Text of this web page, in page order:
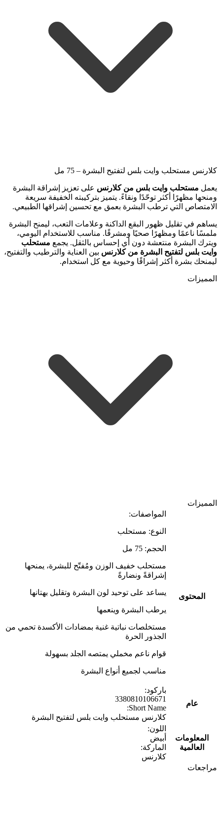
كلارنس مستحلب وايت بلس لتفتيح البشرة – 75 مل
يعمل مستحلب وايت بلس من كلارنس على تعزيز إشراقة البشرة
ومنحها مظهرًا أكثر توحّدًا ونقاءً. يتميز بتركيبته الخفيفة سريعة
الامتصاص التي ترطب البشرة بعمق مع تحسين إشراقها الطبيعي.
يساهم في تقليل ظهور البقع الداكنة وعلامات التعب، ليمنح البشرة
ملمسًا ناعمًا ومظهرًا صحيًا ومشرقًا. مناسب للاستخدام اليومي،
ويترك البشرة منتعشة دون أي إحساس بالثقل. يجمع مستحلب
وايت بلس لتفتيح البشرة من كلارنس بين العناية والترطيب والتفتيح،
ليمنحك بشرة أكثر إشراقًا وحيوية مع كل استخدام.
المميزات
المميزات
المحتوى
المواصفات:
النوع: مستحلب
الحجم: 75 مل
مستحلب خفيف الوزن ومُفتّح للبشرة، يمنحها
إشراقةً ونضارةً
يساعد على توحيد لون البشرة وتقليل بهتانها
يرطب البشرة وينعمها
مستخلصات نباتية غنية بمضادات الأكسدة تحمي من
الجذور الحرة
قوام ناعم مخملي يمتصه الجلد بسهولة
مناسب لجميع أنواع البشرة
عام
باركود:
3380810106671
Short Name:
كلارنس مستحلب وايت بلس لتفتيح البشرة
المعلومات
العالمية
اللون:
أبيض
الماركة:
كلارنس
مراجعات